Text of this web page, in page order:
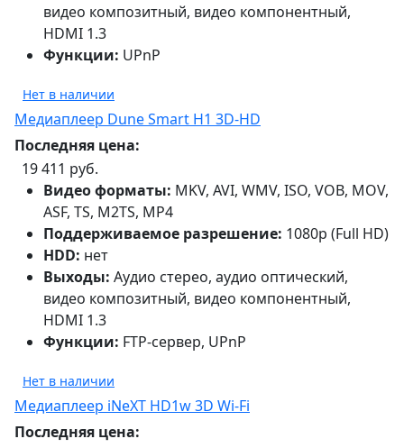
видео композитный, видео компонентный,
HDMI 1.3
Функции: UPnP
Нет в наличии
Медиаплеер Dune Smart H1 3D-HD
Последняя цена:
19 411 руб.
Видео форматы: MKV, AVI, WMV, ISO, VOB, MOV,
ASF, TS, M2TS, MP4
Поддерживаемое разрешение: 1080p (Full HD)
HDD: нет
Выходы: Аудио стерео, аудио оптический,
видео композитный, видео компонентный,
HDMI 1.3
Функции: FTP-сервер, UPnP
Нет в наличии
Медиаплеер iNeXT HD1w 3D Wi-Fi
Последняя цена: